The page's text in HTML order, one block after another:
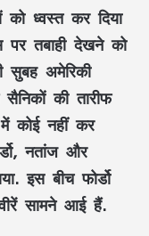
को ध्वस्त कर दिया
तबाही देखने को
अमेरिकी
की तारीफ
कोई नहीं कर
नतांज और
इस बीच फोर्डो
सामने आई हैं.